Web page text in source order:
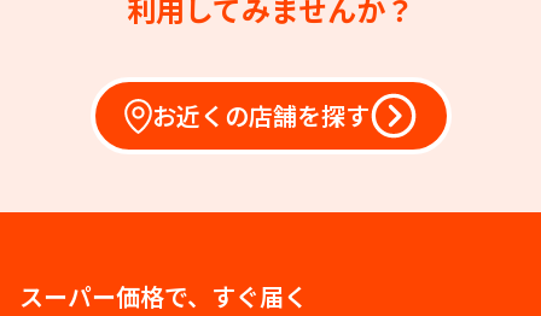
利用してみませんか？
お近くの店舗を探す
スーパー価格で、すぐ届く